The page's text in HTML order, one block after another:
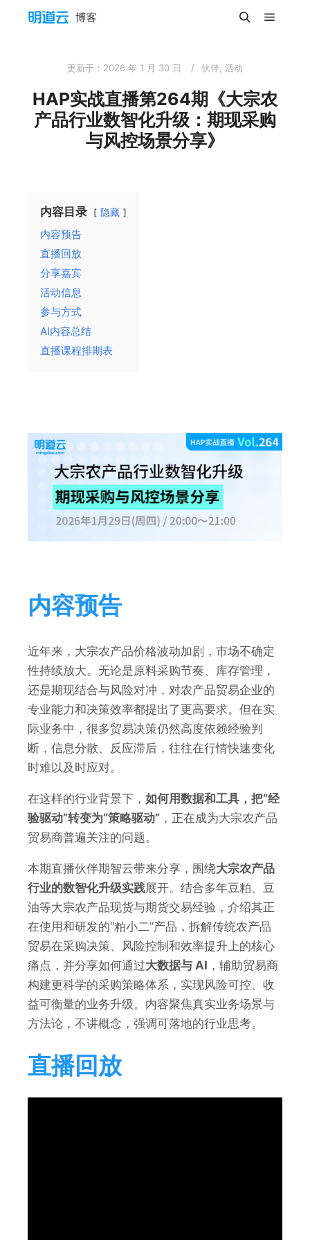
更新于： 2026 年 1 月 30 日 伙伴 活动
HAP实战直播第264期《大宗农
产品行业数智化升级：期现采购
与风控场景分享》
内容目录 隐藏
内容预告
直播回放
分享嘉宾
活动信息
参与方式
AI内容总结
直播课程排期表
内容预告
近年来，大宗农产品价格波动加剧，市场不确定
性持续放大。无论是原料采购节奏、库存管理，
还是期现结合与风险对冲，对农产品贸易企业的
专业能力和决策效率都提出了更高要求。但在实
际业务中，很多贸易决策仍然高度依赖经验判
断，信息分散、反应滞后，往往在行情快速变化
时难以及时应对。
在这样的行业背景下， 如何用数据和工具，把“经
验驱动”转变为“策略驱动” ，正在成为大宗农产品
贸易商普遍关注的问题。
本期直播伙伴期智云带来分享，围绕大宗农产品
行业的数智化升级实践展开。结合多年豆粕、豆
油等大宗农产品现货与期货交易经验，介绍其正
在使用和研发的“粕小二”产品，拆解传统农产品
贸易在采购决策、风险控制和效率提升上的核心
痛点，并分享如何通过大数据与 AI ，辅助贸易商
构建更科学的采购策略体系，实现风险可控、收
益可衡量的业务升级。内容聚焦真实业务场景与
方法论，不讲概念，强调可落地的行业思考。
直播回放